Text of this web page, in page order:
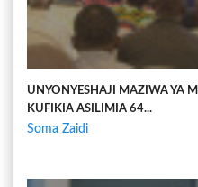
UNYONYESHAJI MAZIWA YA
KUFIKIA ASILIMIA 64...
Soma Zaidi